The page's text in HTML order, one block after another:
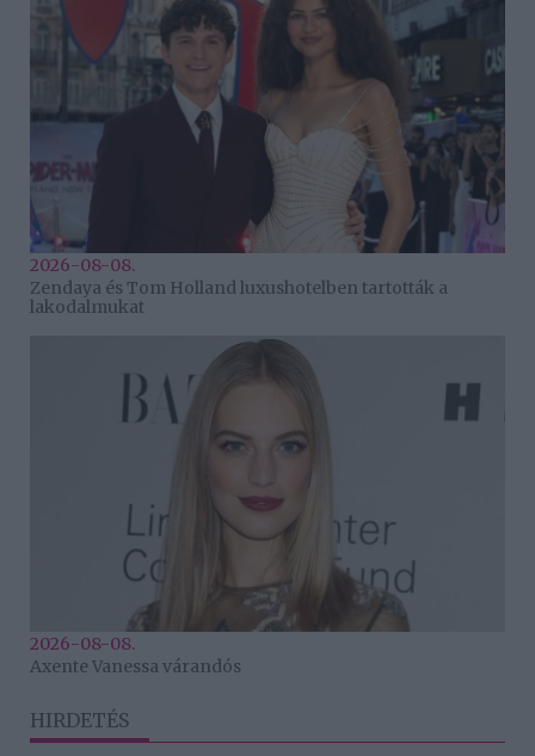
2026-08-08.
Zendaya és Tom Holland luxushotelben tartották a
lakodalmukat
2026-08-08.
Axente Vanessa várandós
HIRDETÉS